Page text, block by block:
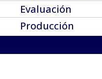
Evaluación
Producción